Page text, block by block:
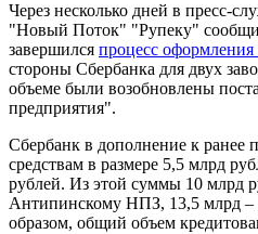
Через несколько дней в пресс-
"Новый Поток" "Рупеку"
завершился процесс
стороны Сбербанка для двух
объеме были возобновлены
предприятия".
Сбербанк в дополнение к ранее
средствам в размере 5,5 млрд
рублей. Из этой суммы 10 млрд
Антипинскому НПЗ, 13,5 млрд
образом, общий объем